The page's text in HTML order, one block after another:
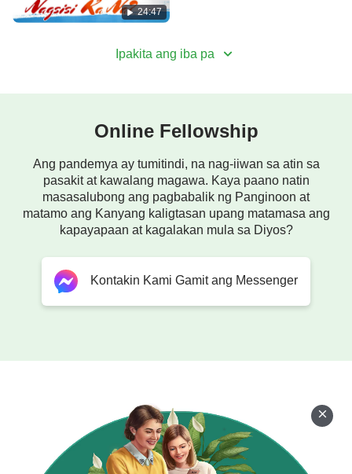
24:47
Ipakita ang iba pa
Online Fellowship
Ang pandemya ay tumitindi, na nag-iiwan sa atin sa
pasakit at kawalang magawa. Kaya paano natin
masasalubong ang pagbabalik ng Panginoon at
matamo ang Kanyang kaligtasan upang matamasa ang
kapayapaan at kagalakan mula sa Diyos?
Kontakin Kami Gamit ang Messenger